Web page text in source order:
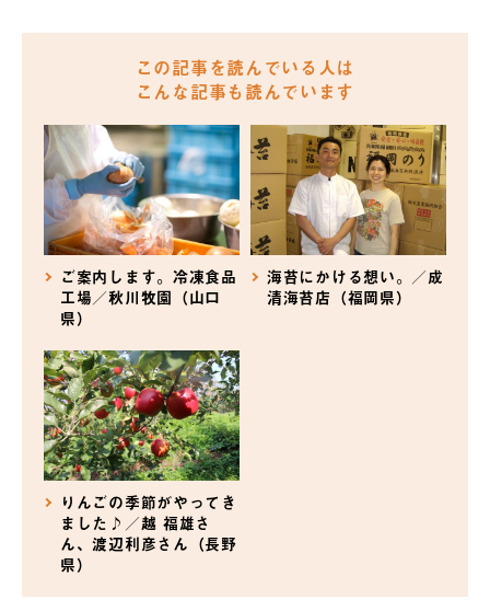
この記事を読んでいる人は
こんな記事も読んでいます
ご案内します。冷凍食品
工場／秋川牧園（山口
県）
海苔にかける想い。／成
清海苔店（福岡県）
りんごの季節がやってき
ました♪／越 福雄さ
ん、渡辺利彦さん（長野
県）